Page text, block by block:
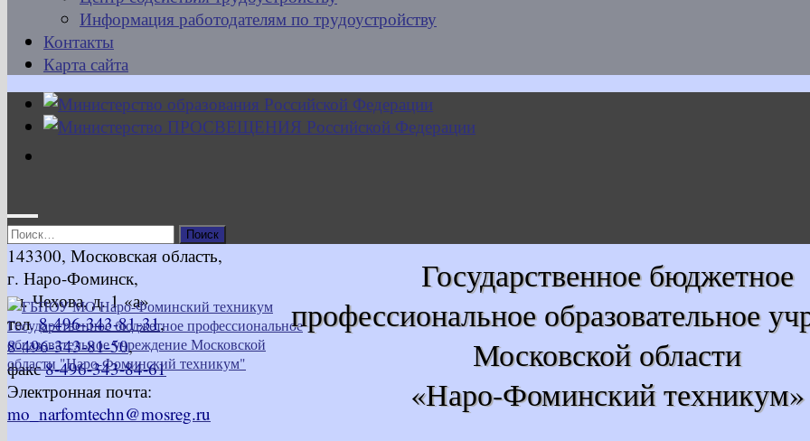
Информация работодателям по трудоустройству
Контакты
Карта сайта
Найти:
Государственное бюджетное
профессиональное образовательное
Московской области
«Наро-Фоминский техникум»
143300, Московская область,
г. Наро-Фоминск,
ул. Чехова, д. 1 «а»
тел.8-496-343-81-31,
8-496-343-81-50,
факс8-496-343-84-61
Электронная почта:
mo_narfomtechn@mosreg.ru